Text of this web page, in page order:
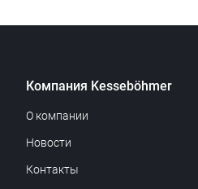
Компания Kesseböhmer
О компании
Новости
Контакты